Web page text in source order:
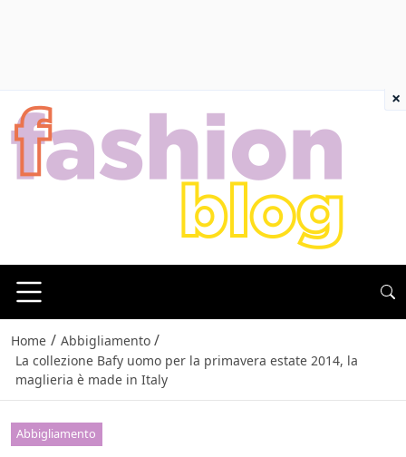
Home / Abbigliamento /
La collezione Bafy uomo per la primavera estate 2014, la
maglieria è made in Italy
Abbigliamento
×